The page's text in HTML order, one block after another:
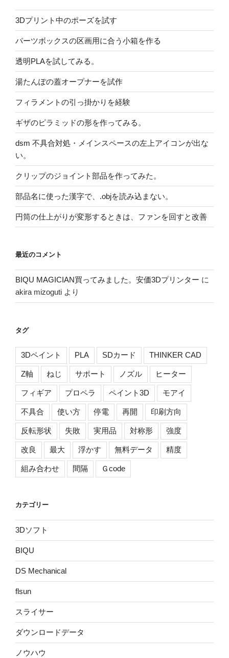
3Dプリント中のポーズを試す
パーツボックスの区画用に合う小箱を作る
透明PLAを試してみる。
湯たんぽの蓋オープナーを試作
フィラメントの引っ掛かりを経験
ギザのピラミッドの形を作ってみる。
dsm 不具合対処・メインスペースの左上アイコンが出な
い。
クリップのジョイント部品を作ってみた。
部品名に使った漢字で、.objを読み込まない。
円筒の仕上がりが変形するときは、ファンを回すと改善
最近のコメント
BIQU MAGICIAN買ってみました。安価3Dプリンター に
akira mizoguti より
タグ
3Dペイント PLA SDカード THINKER CAD
Z軸 ねじ サポート ノズル ヒーター
フィギア プロペラ ペイント3D モアイ
不具合 使い方 停電 再開 印刷方向
反転形状 失敗 実用品 対称形 強度
改良 最大 浮かす 無料データ 精度
組み合わせ 間隔 Ｇcode
カテゴリー
3Dソフト
BIQU
DS Mechanical
flsun
スライサー
ダウンロードデータ
ノウハウ